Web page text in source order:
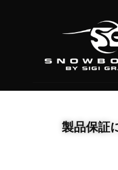
製品保証